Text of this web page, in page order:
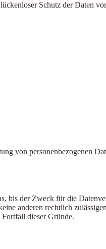
Schutz der Daten
von personenbezogenen
bis der Zweck für die
anderen rechtlich
dieser Gründe.